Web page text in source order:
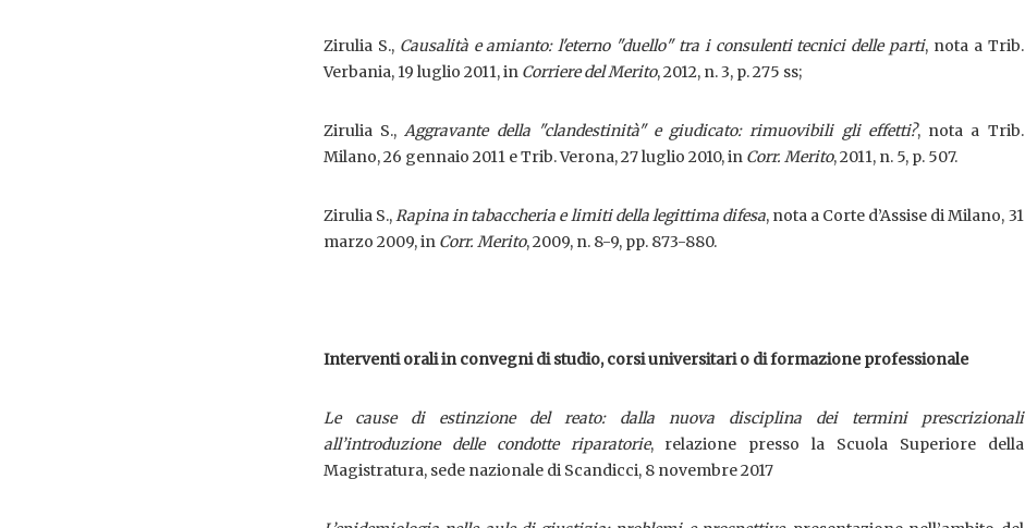
Zirulia S., Causalità e amianto: l'eterno "duello" tra i consulenti tecnici delle parti, nota a Trib.
Verbania, 19 luglio 2011, in Corriere del Merito, 2012, n. 3, p. 275 ss;
Zirulia S.,Aggravante della "clandestinità" e giudicato: rimuovibili gli effetti?, nota a Trib.
Milano, 26 gennaio 2011 e Trib. Verona, 27 luglio 2010, in Corr. Merito, 2011, n. 5, p. 507.
Zirulia S.,Rapina in tabaccheria e limiti della legittima difesa, nota a Corte d’Assise di Milano, 31
marzo 2009, in Corr. Merito, 2009, n. 8-9, pp. 873-880.
Interventi orali in convegni di studio, corsi universitari o di formazione professionale
Le cause di estinzione del reato: dalla nuova disciplina dei termini prescrizionali
all’introduzione delle condotte riparatorie, relazione presso la Scuola Superiore della
Magistratura, sede nazionale di Scandicci, 8 novembre 2017